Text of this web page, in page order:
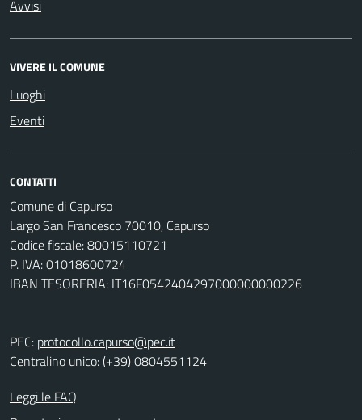
Avvisi
VIVERE IL COMUNE
Luoghi
Eventi
CONTATTI
Comune di Capurso
Largo San Francesco 70010, Capurso
Codice fiscale: 80015110721
P. IVA: 01018600724
IBAN TESORERIA: IT16F0542404297000000000226
PEC: protocollo.capurso@pec.it
Centralino unico: (+39) 0804551124
Leggi le FAQ